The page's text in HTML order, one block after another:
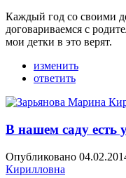
Каждый год со своими
договариваемся с
мои детки в это верят.
изменить
ответить
В нашем саду есть
Опубликовано
Кирилловна